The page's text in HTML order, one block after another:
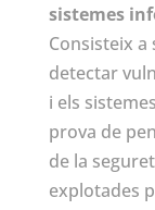
sistemes
Consisteix
detectar
i els
prova de
de la
explotades